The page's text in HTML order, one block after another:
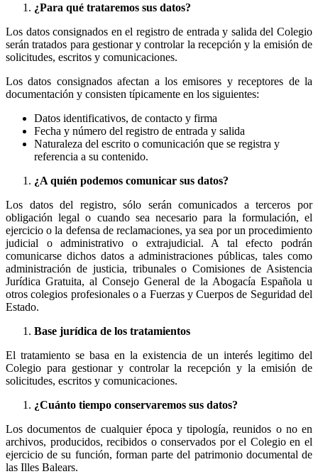
¿Para qué trataremos sus datos?
Los datos consignados en el registro de entrada y salida del Colegio
serán tratados para gestionar y controlar la recepción y la emisión de
solicitudes, escritos y comunicaciones.
Los datos consignados afectan a los emisores y receptores de la
documentación y consisten típicamente en los siguientes:
Datos identificativos, de contacto y firma
Fecha y número del registro de entrada y salida
Naturaleza del escrito o comunicación que se registra y
referencia a su contenido.
¿A quién podemos comunicar sus datos?
Los datos del registro, sólo serán comunicados a terceros por
obligación legal o cuando sea necesario para la formulación, el
ejercicio o la defensa de reclamaciones, ya sea por un procedimiento
judicial o administrativo o extrajudicial. A tal efecto podrán
comunicarse dichos datos a administraciones públicas, tales como
administración de justicia, tribunales o Comisiones de Asistencia
Jurídica Gratuita, al Consejo General de la Abogacía Española u
otros colegios profesionales o a Fuerzas y Cuerpos de Seguridad del
Estado.
Base jurídica de los tratamientos
El tratamiento se basa en la existencia de un interés legitimo del
Colegio para gestionar y controlar la recepción y la emisión de
solicitudes, escritos y comunicaciones.
¿Cuánto tiempo conservaremos sus datos?
Los documentos de cualquier época y tipología, reunidos o no en
archivos, producidos, recibidos o conservados por el Colegio en el
ejercicio de su función, forman parte del patrimonio documental de
las Illes Balears.